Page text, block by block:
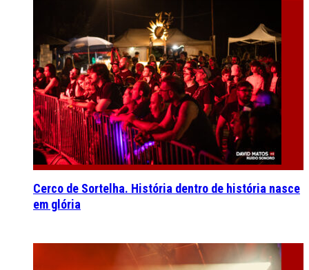
Cerco de Sortelha. História dentro de história nasce
em glória